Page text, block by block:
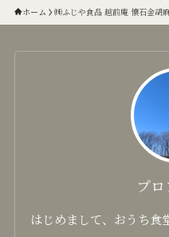
ホーム ㈱ふじや食品 越前庵 懐石金胡
プ
はじめまして、おうち食